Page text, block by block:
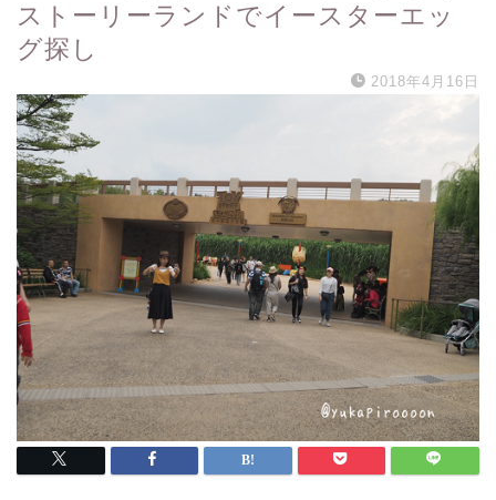
ストーリーランドでイースターエッ
グ探し
2018年4月16日